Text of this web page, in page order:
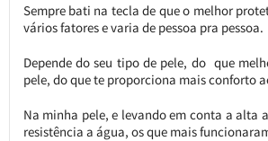
Sempre bati na tecla de que o melhor
vários fatores e varia de pessoa pra pessoa.
Depende do seu tipo de pele, do que
pele, do que te proporciona mais conforto
Na minha pele, e levando em conta a alta
resistência a água, os que mais